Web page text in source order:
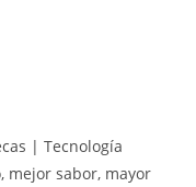
| Tecnología
mejor sabor, mayor